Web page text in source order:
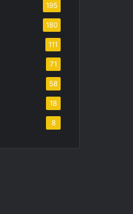
195
180
111
71
58
18
8